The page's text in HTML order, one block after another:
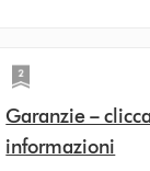
Garanzie –
informazioni